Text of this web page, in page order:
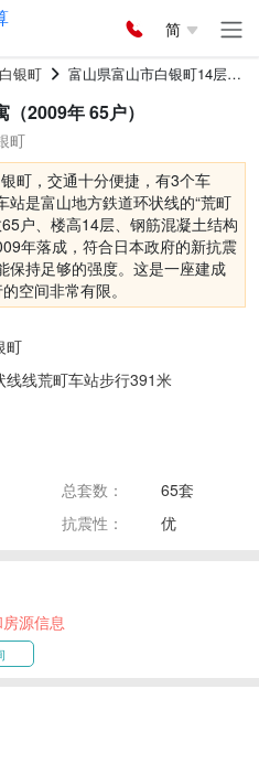
简
白银町 富山県富山市白银町14层公寓
2009年 65户）
町
町，交通十分便捷，有3个车
是富山地方鉄道环状线的“荒町
户、楼高14层、钢筋混凝土结构
年落成，符合日本政府的新抗震
保持足够的强度。这是一座建成
空间非常有限。
町
线线荒町车站步行391米
总套数：
65套
抗震性： 优
源信息